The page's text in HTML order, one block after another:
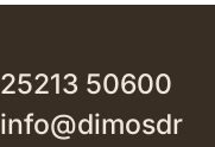
25213 50600
info@dimosdr